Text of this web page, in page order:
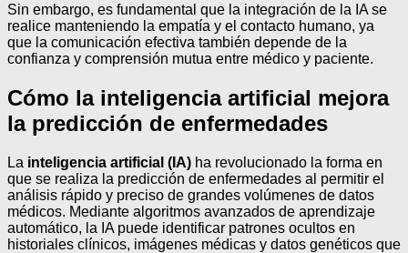
Sin embargo, es fundamental que la integración de la IA se
realice manteniendo la empatía y el contacto humano, ya
que la comunicación efectiva también depende de la
confianza y comprensión mutua entre médico y paciente.
Cómo la inteligencia artificial mejora
la predicción de enfermedades
La inteligencia artificial (IA) ha revolucionado la forma en
que se realiza la predicción de enfermedades al permitir el
análisis rápido y preciso de grandes volúmenes de datos
médicos. Mediante algoritmos avanzados de aprendizaje
automático, la IA puede identificar patrones ocultos en
historiales clínicos, imágenes médicas y datos genéticos que